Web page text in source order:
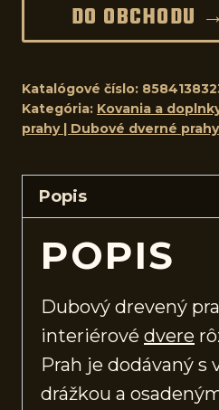
DO OBCHODU →
Katalógové číslo:
Kategória: Kovania a
prahy | Dubové dverné prahy
Popis
POPIS
Dubový drevený
interiérové dvere
Prah je dodávaný s
drážkou a